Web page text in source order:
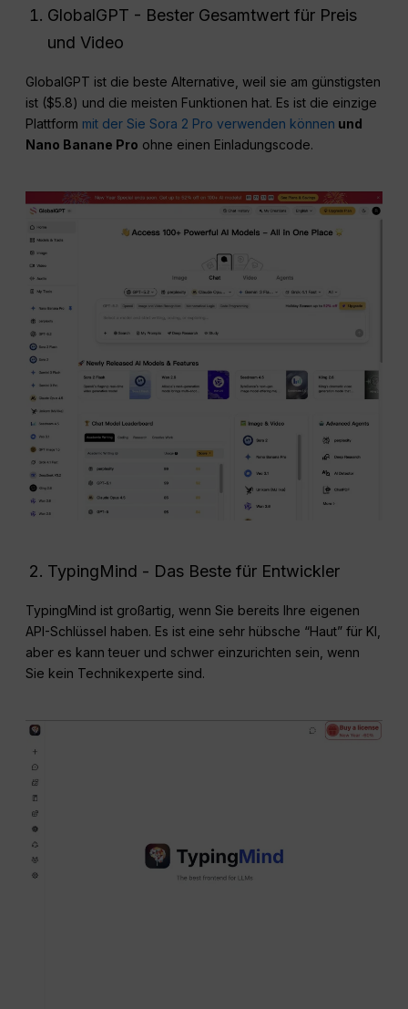
GlobalGPT - Bester Gesamtwert für Preis
und Video
GlobalGPT ist die beste Alternative, weil sie am günstigsten
ist ($5.8) und die meisten Funktionen hat. Es ist die einzige
Plattform mit der Sie Sora 2 Pro verwenden können und
Nano Banane Pro ohne einen Einladungscode.
TypingMind - Das Beste für Entwickler
TypingMind ist großartig, wenn Sie bereits Ihre eigenen
API-Schlüssel haben. Es ist eine sehr hübsche “Haut” für KI,
aber es kann teuer und schwer einzurichten sein, wenn
Sie kein Technikexperte sind.